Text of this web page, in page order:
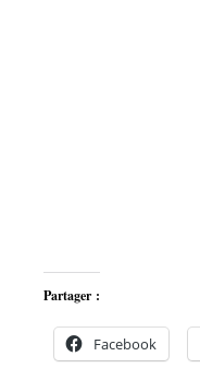
Partager :
Facebook